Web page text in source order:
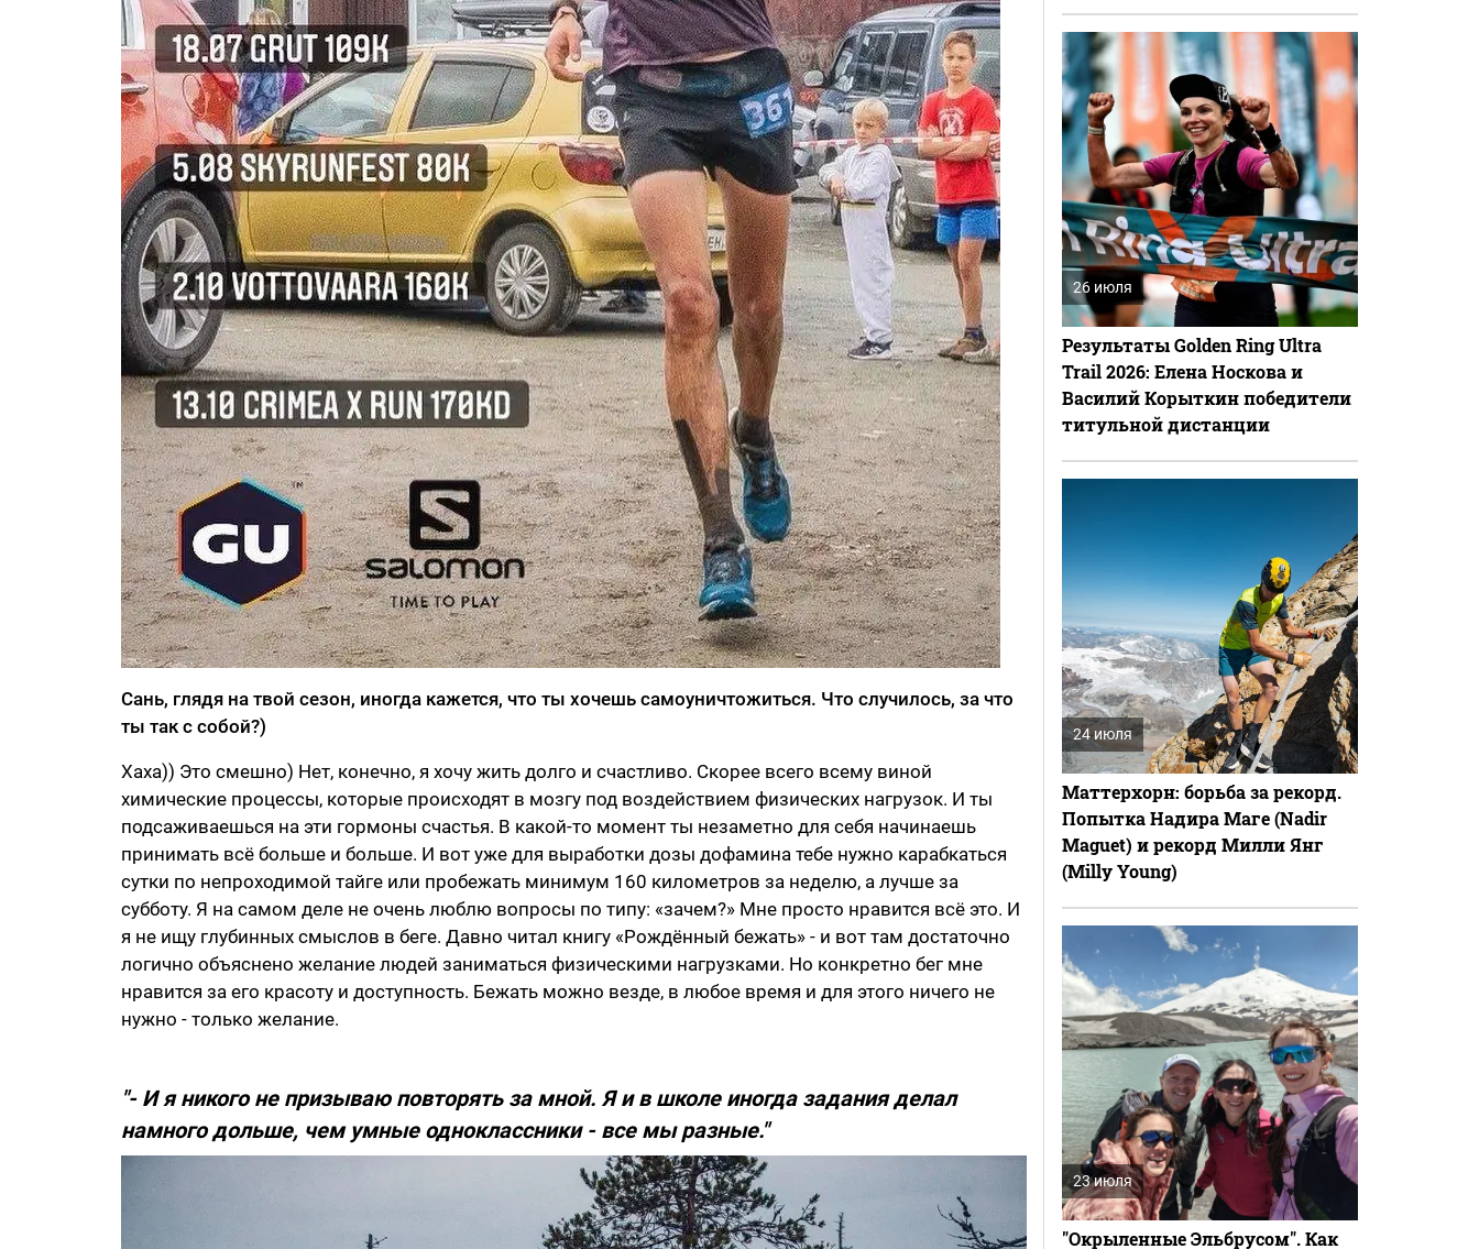
Сань, глядя на твой сезон, иногда кажется, что ты хочешь самоуничтожиться. Что случилось, за что
ты так с собой?)
Хаха)) Это смешно) Нет, конечно, я хочу жить долго и счастливо. Скорее всего всему виной
химические процессы, которые происходят в мозгу под воздействием физических нагрузок. И ты
подсаживаешься на эти гормоны счастья. В какой-то момент ты незаметно для себя начинаешь
принимать всё больше и больше. И вот уже для выработки дозы дофамина тебе нужно карабкаться
сутки по непроходимой тайге или пробежать минимум 160 километров за неделю, а лучше за
субботу. Я на самом деле не очень люблю вопросы по типу: «зачем?» Мне просто нравится всё это. И
я не ищу глубинных смыслов в беге. Давно читал книгу «Рождённый бежать» - и вот там достаточно
логично объяснено желание людей заниматься физическими нагрузками. Но конкретно бег мне
нравится за его красоту и доступность. Бежать можно везде, в любое время и для этого ничего не
нужно - только желание.
"- И я никого не призываю повторять за мной. Я и в школе иногда задания делал
намного дольше, чем умные одноклассники - все мы разные."
26 июля
Результаты Golden Ring Ultra
Trail 2026: Елена Носкова и
Василий Корыткин победители
титульной дистанции
24 июля
Маттерхорн: борьба за рекорд.
Попытка Надира Маге (Nadir
Maguet) и рекорд Милли Янг
(Milly Young)
23 июля
"Окрыленные Эльбрусом". Как